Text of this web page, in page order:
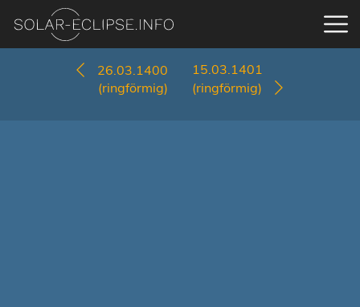
26.03.1400
(ringförmig)
15.03.1401
(ringförmig)